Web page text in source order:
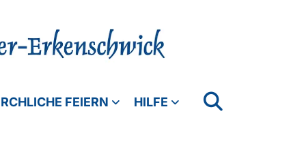
FEIERN HILFE